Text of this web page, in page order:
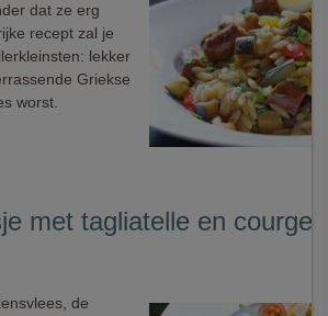
dat ze erg
recept zal je
lekker
Griekse
worst.
met tagliatelle en
de